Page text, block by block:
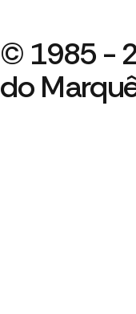
© 1985 -
do